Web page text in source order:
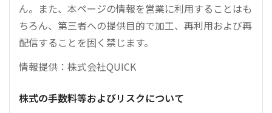
ん。また、本ページの情報を営業に利用することはも
ちろん、第三者への提供目的で加工、再利用および再
配信することを固く禁じます。
情報提供：株式会社QUICK
株式の手数料等およびリスクについて